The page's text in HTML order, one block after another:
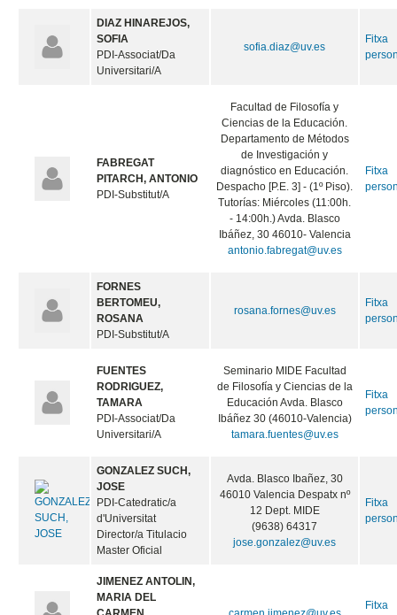
DIAZ HINAREJOS,
SOFIA
PDI-Associat/Da
Universitari/A
sofia.diaz@uv.es
Fitxa
FABREGAT
PITARCH, ANTONIO
PDI-Substitut/A
Facultad de Filosofía y
Ciencias de la Educación.
Departamento de Métodos
de Investigación y
diagnóstico en Educación.
Despacho [P.E. 3] - (1º Piso).
Tutorías: Miércoles (11:00h.
- 14:00h.) Avda. Blasco
Ibáñez, 30 46010- Valencia
antonio.fabregat@uv.es
Fitxa
FORNES
BERTOMEU,
ROSANA
PDI-Substitut/A
rosana.fornes@uv.es
Fitxa
FUENTES
RODRIGUEZ,
TAMARA
PDI-Associat/Da
Universitari/A
Seminario MIDE Facultad
de Filosofía y Ciencias de la
Educación Avda. Blasco
Ibáñez 30 (46010-Valencia)
tamara.fuentes@uv.es
Fitxa
GONZALEZ SUCH,
JOSE
PDI-Catedratic/a
d'Universitat
Director/a Titulacio
Master Oficial
Avda. Blasco Ibañez, 30
46010 Valencia Despatx nº
12 Dept. MIDE
(9638) 64317
jose.gonzalez@uv.es
Fitxa
JIMENEZ ANTOLIN,
MARIA DEL
Fitxa